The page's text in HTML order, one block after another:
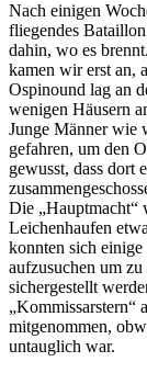
Nach einigen
fliegendes
dahin, wo es
kamen wir erst an,
Ospinound lag an
wenigen Häusern
Junge Männer wie
gefahren, um den
gewusst, dass dort
Die
Hauptmacht
Leichenhaufen
konnten sich
aufzusuchen um
sichergestellt
Kommissarstern
mitgenommen,
untauglich war.